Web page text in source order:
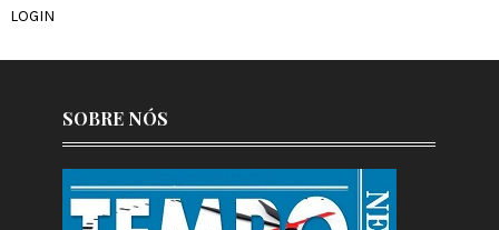
LOGIN
SOBRE NÓS